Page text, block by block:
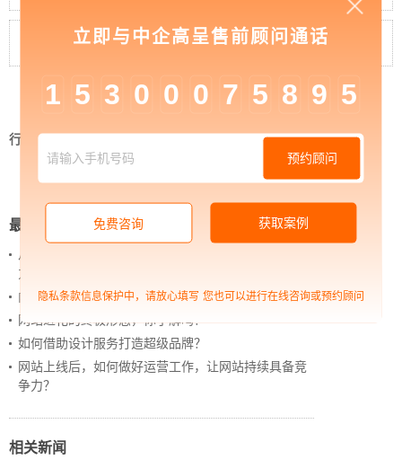
中企高呈：全网营销型网站建设的三大目标
行业资讯
中企高呈：提高全网营销型网站建设效
果的两个因素
最新新闻
从 “黑神话：悟空” 的成功，看企业网站如何撬动品牌
力量
内容管理：媒体资讯网站搭建的隐藏大BOSS
网站进化的终极形态，你了解吗？
如何借助设计服务打造超级品牌？
网站上线后，如何做好运营工作，让网站持续具备竞
争力？
相关新闻
立即与中企高呈售前顾问通话
1 5 3 0 0 0 7 5 8 9 5
预约顾问
免费咨询 获取案例
隐私条款信息保护中，请放心填写 您也可以进行在线咨询或预约顾问